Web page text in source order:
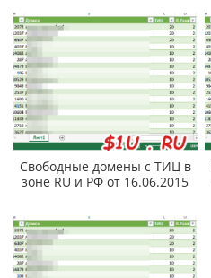
Свободные домены с ТИЦ в
зоне RU и РФ от 16.06.2015